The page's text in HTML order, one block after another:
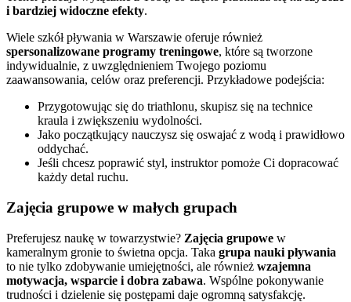
i bardziej widoczne efekty.
Wiele szkół pływania w Warszawie oferuje również
spersonalizowane programy treningowe, które są tworzone
indywidualnie, z uwzględnieniem Twojego poziomu
zaawansowania, celów oraz preferencji. Przykładowe podejścia:
Przygotowując się do triathlonu, skupisz się na technice
kraula i zwiększeniu wydolności.
Jako początkujący nauczysz się oswajać z wodą i prawidłowo
oddychać.
Jeśli chcesz poprawić styl, instruktor pomoże Ci dopracować
każdy detal ruchu.
Zajęcia grupowe w małych grupach
Preferujesz naukę w towarzystwie? Zajęcia grupowe w
kameralnym gronie to świetna opcja. Taka grupa nauki pływania
to nie tylko zdobywanie umiejętności, ale również wzajemna
motywacja, wsparcie i dobra zabawa. Wspólne pokonywanie
trudności i dzielenie się postępami daje ogromną satysfakcję.